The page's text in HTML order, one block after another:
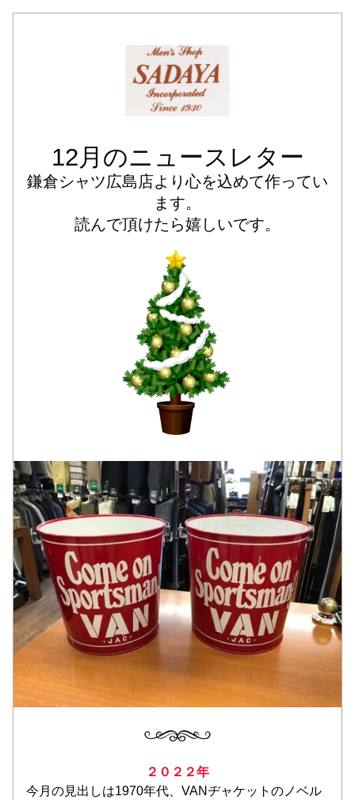
12月のニュースレター
鎌倉シャツ広島店より心を込めて作ってい
ます。
読んで頂けたら嬉しいです。
２０２２年
今月の見出しは1970年代、VANヂャケットのノベル